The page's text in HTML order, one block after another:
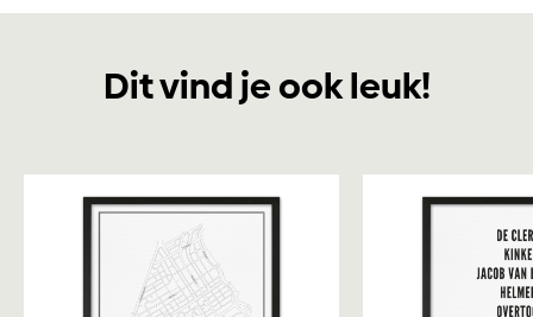
Dit vind je ook leuk!